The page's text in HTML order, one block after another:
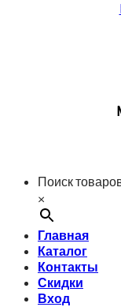
Поиск
×
Главная
Каталог
Контакты
Скидки
Вход